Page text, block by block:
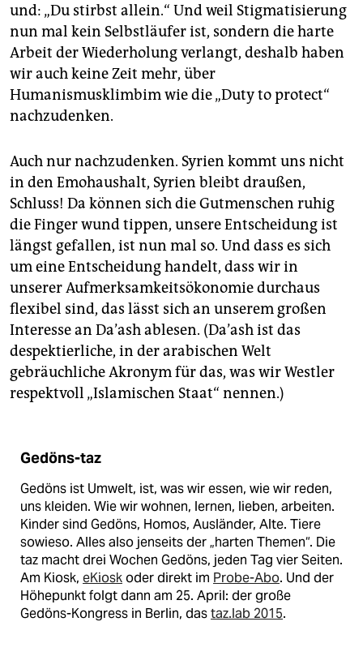
und: „Du stirbst allein.“ Und weil Stigmatisierung
nun mal kein Selbstläufer ist, sondern die harte
Arbeit der Wiederholung verlangt, deshalb haben
wir auch keine Zeit mehr, über
Humanismusklimbim wie die „Duty to protect“
nachzudenken.
Auch nur nachzudenken. Syrien kommt uns nicht
in den Emohaushalt, Syrien bleibt draußen,
Schluss! Da können sich die Gutmenschen ruhig
die Finger wund tippen, unsere Entscheidung ist
längst gefallen, ist nun mal so. Und dass es sich
um eine Entscheidung handelt, dass wir in
unserer Aufmerksamkeitsökonomie durchaus
flexibel sind, das lässt sich an unserem großen
Interesse an Da’ash ablesen. (Da’ash ist das
despektierliche, in der arabischen Welt
gebräuchliche Akronym für das, was wir Westler
respektvoll „Islamischen Staat“ nennen.)
Gedöns-taz
Gedöns ist Umwelt, ist, was wir essen, wie wir reden,
uns kleiden. Wie wir wohnen, lernen, lieben, arbeiten.
Kinder sind Gedöns, Homos, Ausländer, Alte. Tiere
sowieso. Alles also jenseits der „harten Themen“. Die
taz macht drei Wochen Gedöns, jeden Tag vier Seiten.
Am Kiosk, eKioskoder direkt im Probe-Abo. Und der
Höhepunkt folgt dann am 25. April: der große
Gedöns-Kongress in Berlin, dastaz.lab 2015.